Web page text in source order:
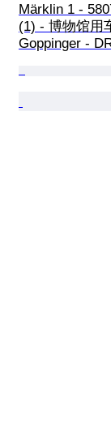
Märklin 1 -
(1) - 博物馆用
Goppinger -